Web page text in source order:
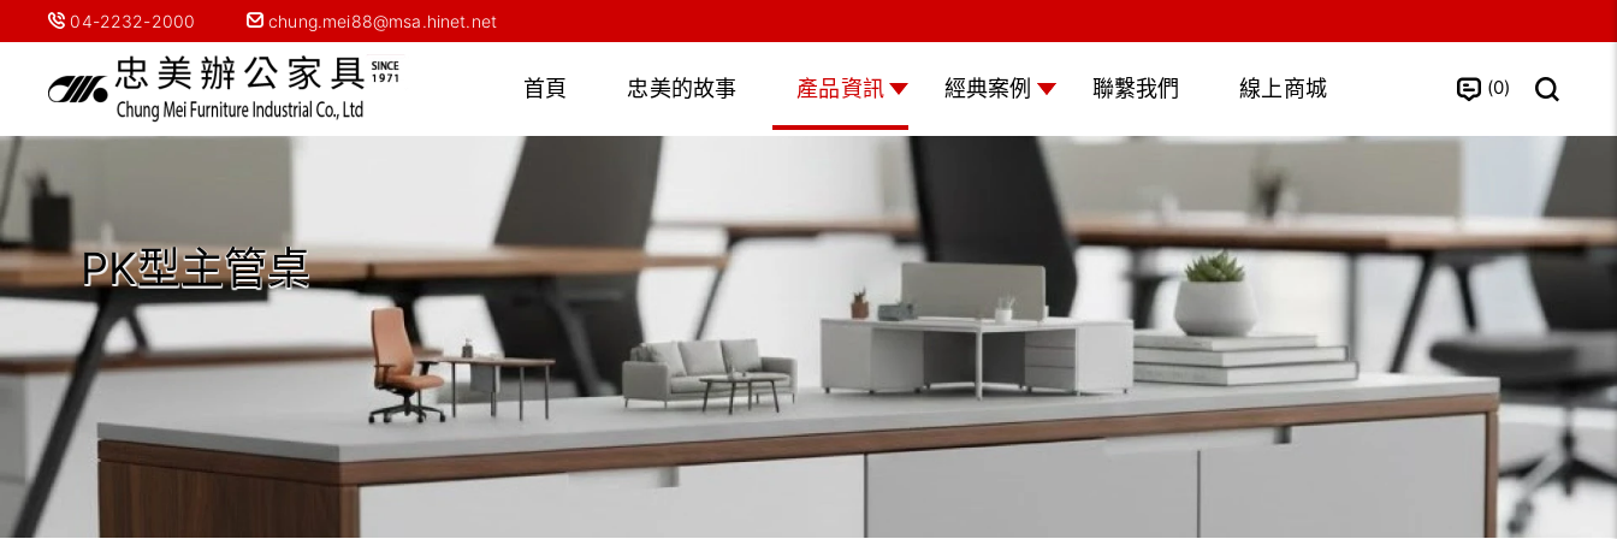
04-2232-2000 chung.mei88@msa.hinet.net
首頁 忠美的故事 產品資訊 經典案例 聯繫我們 線上商城 0
PK型主管桌